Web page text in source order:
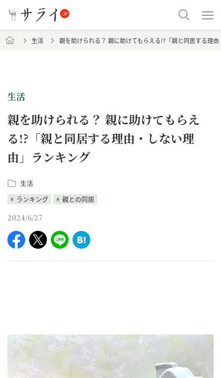
生活 親を助けられる？ 親に助けてもらえる!?「親と同居する理
生活
親を助けられる？ 親に助けてもらえ
る!?「親と同居する理由・しない理
由」ランキング
生活
ランキング
親との同居
2024/6/27